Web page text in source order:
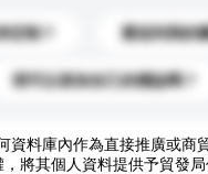
制？ 運送到我的
我可以添加自己的標誌嗎？
資料庫內作為直接推廣或
將其個人資料提供予貿發局